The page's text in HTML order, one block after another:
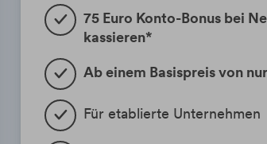
75 Euro Konto-Bonus bei
kassieren*
Ab einem Basispreis von
Für etablierte Unternehmen